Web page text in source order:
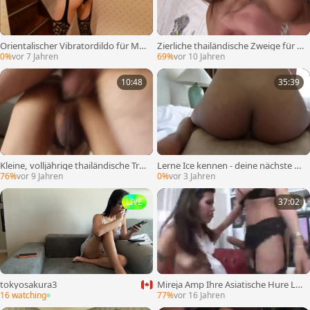
Orientalischer Vibratordildo für Mä
nner
0%vor 7 Jahren
Zierliche thailändische Zweige für T
eenager – Szene 1
69%vor 10 Jahren
10:48
Kleine, volljährige thailändische Tra
nsfrau reitet hart
76%vor 9 Jahren
35:39
Lerne Ice kennen - deine nächste Fr
eundin
0%vor 3 Jahren
LIVE
tokyosakura3
16 watching
37:02
Mireja Amp Ihre Asiatische Hure La
dyboy-Porno Transen Sheboy -Porn
o Dame-Männer Ladyboy-Ladyboy
77%vor 16 Jahren